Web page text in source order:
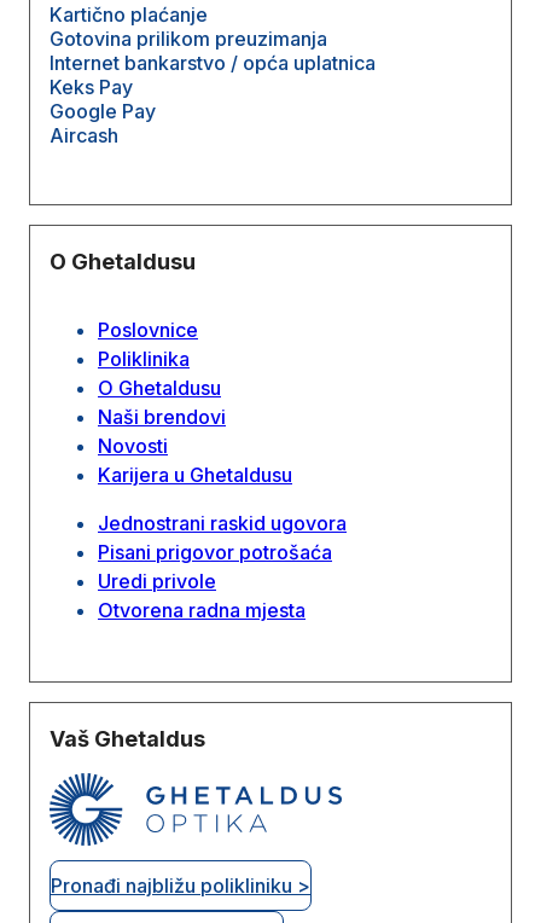
Kartično plaćanje
Gotovina prilikom preuzimanja
Internet bankarstvo / opća uplatnica
Keks Pay
Google Pay
Aircash
O Ghetaldusu
Poslovnice
Poliklinika
O Ghetaldusu
Naši brendovi
Novosti
Karijera u Ghetaldusu
Jednostrani raskid ugovora
Pisani prigovor potrošaća
Uredi privole
Otvorena radna mjesta
Vaš Ghetaldus
Pronađi najbližu polikliniku >